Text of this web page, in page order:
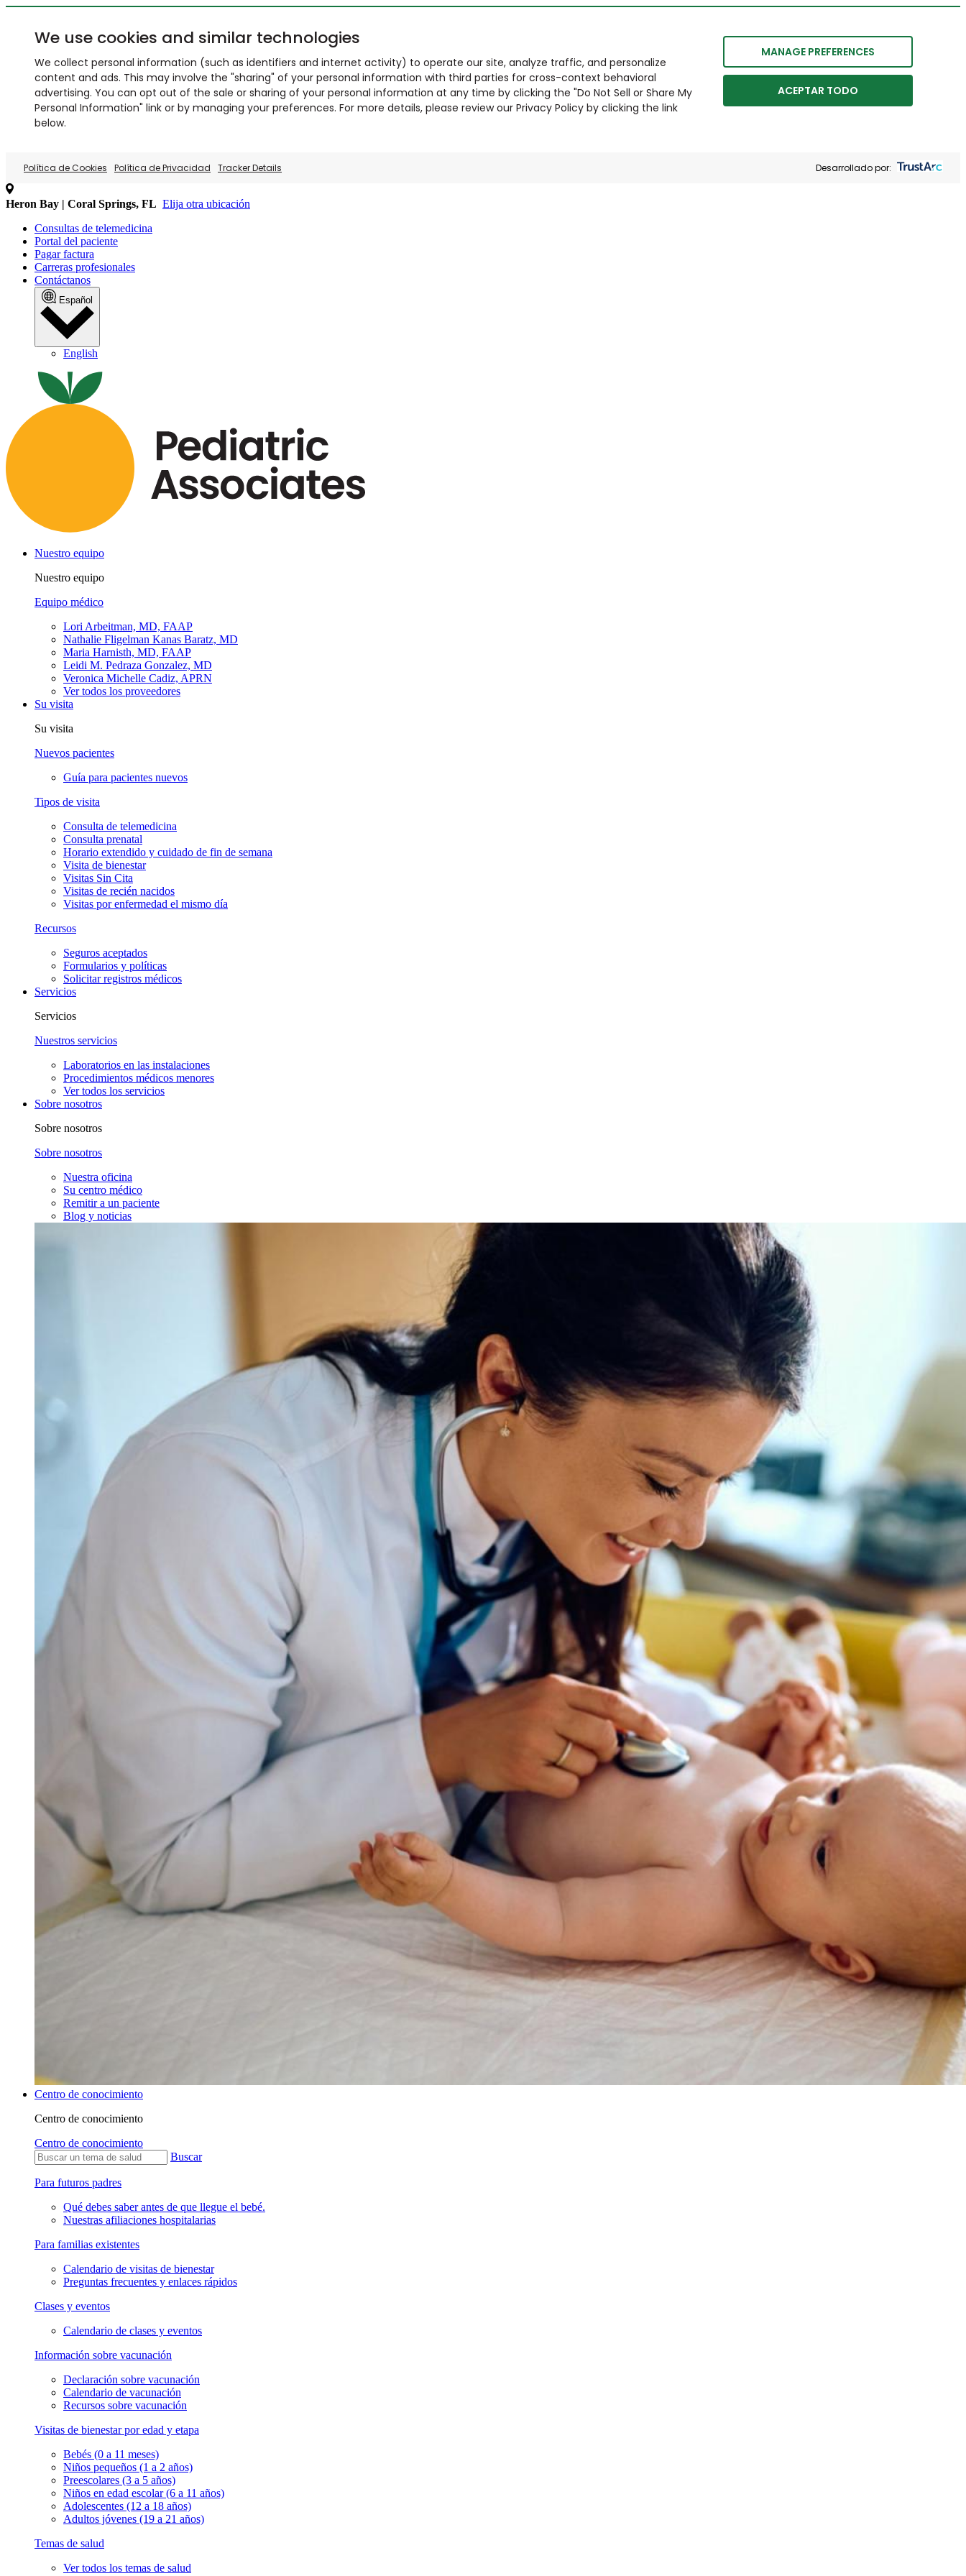
We use cookies and similar technologies
We collect personal information (such as identifiers and internet activity) to operate our site, analyze traffic, and personalize
content and ads. This may involve the "sharing" of your personal information with third parties for cross-context behavioral
advertising. You can opt out of the sale or sharing of your personal information at any time by clicking the "Do Not Sell or Share My
Personal Information" link or by managing your preferences. For more details, please review our Privacy Policy by clicking the link
below.
MANAGE PREFERENCES
ACEPTAR TODO
Política de Cookies Política de Privacidad Tracker Details Desarrollado por:
Heron Bay | Coral Springs, FL Elija otra ubicación
Consultas de telemedicina
Portal del paciente
Pagar factura
Carreras profesionales
Contáctanos
Español
English
Nuestro equipo
Nuestro equipo
Equipo médico
Lori Arbeitman, MD, FAAP
Nathalie Fligelman Kanas Baratz, MD
Maria Harnisth, MD, FAAP
Leidi M. Pedraza Gonzalez, MD
Veronica Michelle Cadiz, APRN
Ver todos los proveedores
Su visita
Su visita
Nuevos pacientes
Guía para pacientes nuevos
Tipos de visita
Consulta de telemedicina
Consulta prenatal
Horario extendido y cuidado de fin de semana
Visita de bienestar
Visitas Sin Cita
Visitas de recién nacidos
Visitas por enfermedad el mismo día
Recursos
Seguros aceptados
Formularios y políticas
Solicitar registros médicos
Servicios
Servicios
Nuestros servicios
Laboratorios en las instalaciones
Procedimientos médicos menores
Ver todos los servicios
Sobre nosotros
Sobre nosotros
Sobre nosotros
Nuestra oficina
Su centro médico
Remitir a un paciente
Blog y noticias
Centro de conocimiento
Centro de conocimiento
Centro de conocimiento
Buscar
Para futuros padres
Qué debes saber antes de que llegue el bebé.
Nuestras afiliaciones hospitalarias
Para familias existentes
Calendario de visitas de bienestar
Preguntas frecuentes y enlaces rápidos
Clases y eventos
Calendario de clases y eventos
Información sobre vacunación
Declaración sobre vacunación
Calendario de vacunación
Recursos sobre vacunación
Visitas de bienestar por edad y etapa
Bebés (0 a 11 meses)
Niños pequeños (1 a 2 años)
Preescolares (3 a 5 años)
Niños en edad escolar (6 a 11 años)
Adolescentes (12 a 18 años)
Adultos jóvenes (19 a 21 años)
Temas de salud
Ver todos los temas de salud